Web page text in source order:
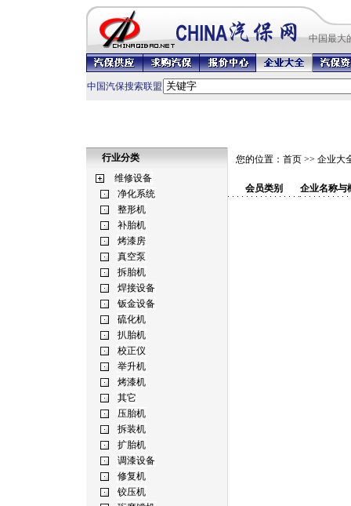
中国最大
中国汽保搜索联盟
行业分类 您的位置： 首页 >> 企业大
会员类别 企业名称与